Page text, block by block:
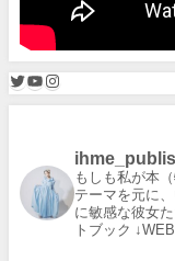
もしも私が本
テーマを元に
に敏感な彼女
トブック